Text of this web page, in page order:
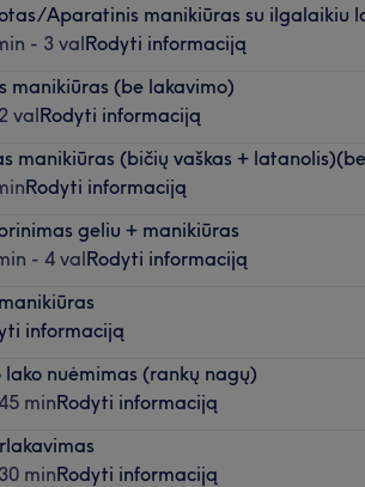
Aparatinis manikiūras su ilgalaikiu
- 3 valRodyti informaciją
manikiūras (be lakavimo)
valRodyti informaciją
manikiūras (bičių vaškas +
Rodyti informaciją
geliu + manikiūras
- 4 valRodyti informaciją
informaciją
nuėmimas (rankų nagų)
minRodyti informaciją
minRodyti informaciją